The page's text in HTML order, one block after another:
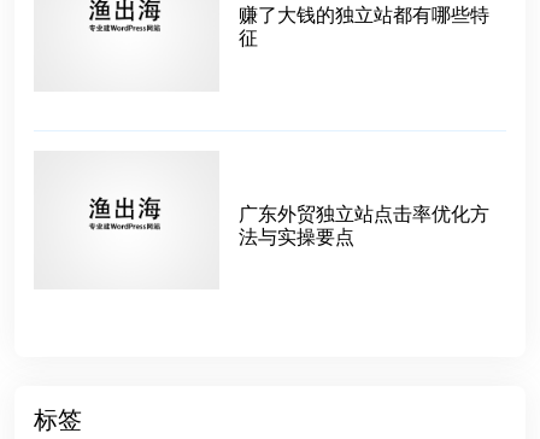
赚了大钱的独立站都有哪些特
征
广东外贸独立站点击率优化方
法与实操要点
标签